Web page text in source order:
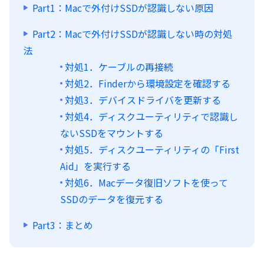
Part1：Macで外付けSSDが認識しない原因
Part2：Macで外付けSSDが認識しない時の対処
法
対処1．ケーブルの再接続
対処2．Finderから環境設定を確認する
対処3．デバイスドライバを更新する
対処4．ディスクユーティリティで認識し
ないSSDをマウントする
対処5．ディスクユーティリティの「First
Aid」を実行する
対処6．Macデータ復旧ソフトを使って
SSDのデータを復元する
Part3：まとめ